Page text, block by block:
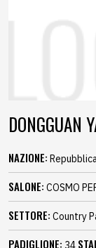
DONGGUAN
NAZIONE:
SALONE: COSMO
SETTORE: Country
PADIGLIONE: 34